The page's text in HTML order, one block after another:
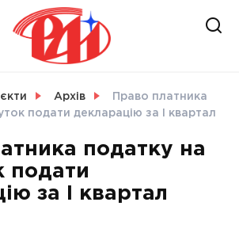
Архів
Право платника
подати декларацію за І квартал
податку на
подати
за І квартал